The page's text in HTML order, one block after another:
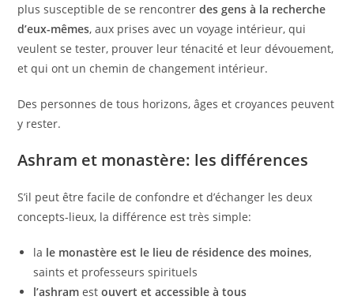
plus susceptible de se rencontrer des gens à la recherche
d’eux-mêmes, aux prises avec un voyage intérieur, qui
veulent se tester, prouver leur ténacité et leur dévouement,
et qui ont un chemin de changement intérieur.
Des personnes de tous horizons, âges et croyances peuvent
y rester.
Ashram et monastère: les différences
S’il peut être facile de confondre et d’échanger les deux
concepts-lieux, la différence est très simple:
la le monastère est le lieu de résidence des moines,
saints et professeurs spirituels
l’ashram estouvert et accessible à tous